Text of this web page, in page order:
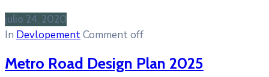
julio 24, 2020
In DevlopementComment off
Metro Road Design Plan 2025